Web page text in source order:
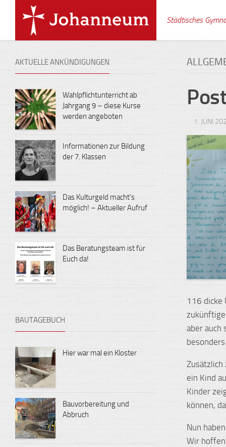
Städtisches
1. JUNI
116 dicke
aber auch
Zusätzlich
ein Kind
Kinder
können,
Nun
Wir
AKTUELLE ANKÜNDIGUNGEN
Wahlpflichtunterricht ab
Jahrgang 9 – diese Kurse
werden angeboten
Informationen zur Bildung
der 7. Klassen
Das Kulturgeld macht’s
möglich! – Aktueller Aufruf
Das Beratungsteam ist für
Euch da!
BAUTAGEBUCH
Hier war mal ein Kloster
Bauvorbereitung und
Abbruch